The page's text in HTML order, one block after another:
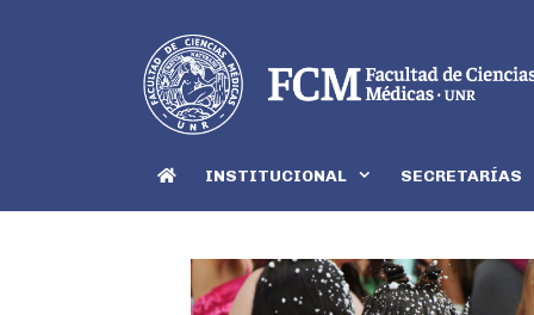
INSTITUCIONAL SECRETARÍAS